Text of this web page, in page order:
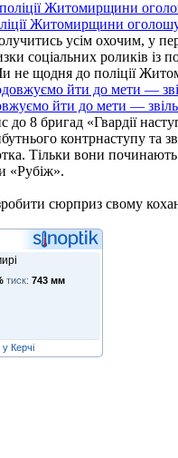
Житомирщини
усім охочим, у
соціальних роликів
не щодня до поліції
йти до мети —
до 8 бригад «Гвардії
контрнаступу та
Тільки вони
«Рубіж».
сюрприз свому
тиск: 743 мм
Керчі